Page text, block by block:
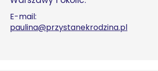
E-mail:
paulina@przystanekrodzina.pl